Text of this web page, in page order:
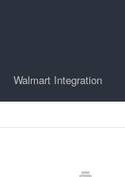
Walmart Integration